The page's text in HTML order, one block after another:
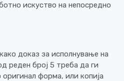
искуство на непосредно
доказ за исполнување на
реден број 5 треба да ги
форма, или копија